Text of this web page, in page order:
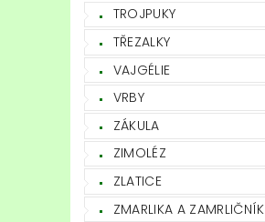
TROJPUKY
TŘEZALKY
VAJGÉLIE
VRBY
ZÁKULA
ZIMOLÉZ
ZLATICE
ZMARLIKA A ZAMRLIČNÍK